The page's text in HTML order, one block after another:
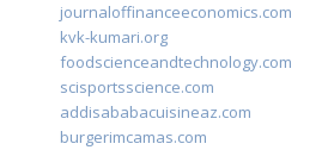
journaloffinanceeconomics.com
kvk-kumari.org
foodscienceandtechnology.com
scisportsscience.com
addisababacuisineaz.com
burgerimcamas.com